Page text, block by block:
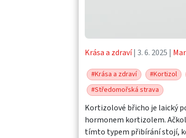
Krása a zdraví| 3. 6. 2025 |
#Krása a zdraví #Kortizol
#Středomořská strava
Kortizolové břicho je laický
hormonem kortizolem.
tímto typem přibírání stojí,